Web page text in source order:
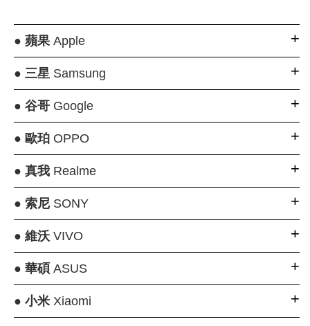
● 蘋果Apple
● 三星Samsung
● 谷哥Google
● 歐珀OPPO
● 真我Realme
● 索尼SONY
● 維沃VIVO
● 華碩 ASUS
● 小米Xiaomi